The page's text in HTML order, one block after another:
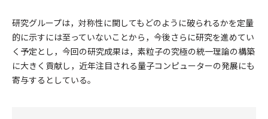
研究グループは，対称性に関してもどのように破られるかを定量
的に示すには至っていないことから，今後さらに研究を進めてい
く予定とし，今回の研究成果は，素粒子の究極の統一理論の構築
に大きく貢献し，近年注目される量子コンピューターの発展にも
寄与するとしている。